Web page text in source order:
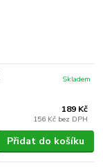
189 Kč
156 Kč bez DPH
Skladem
Přidat do košíku